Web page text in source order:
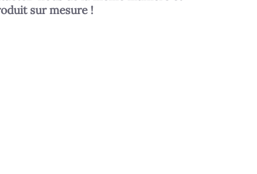
sur mesure !